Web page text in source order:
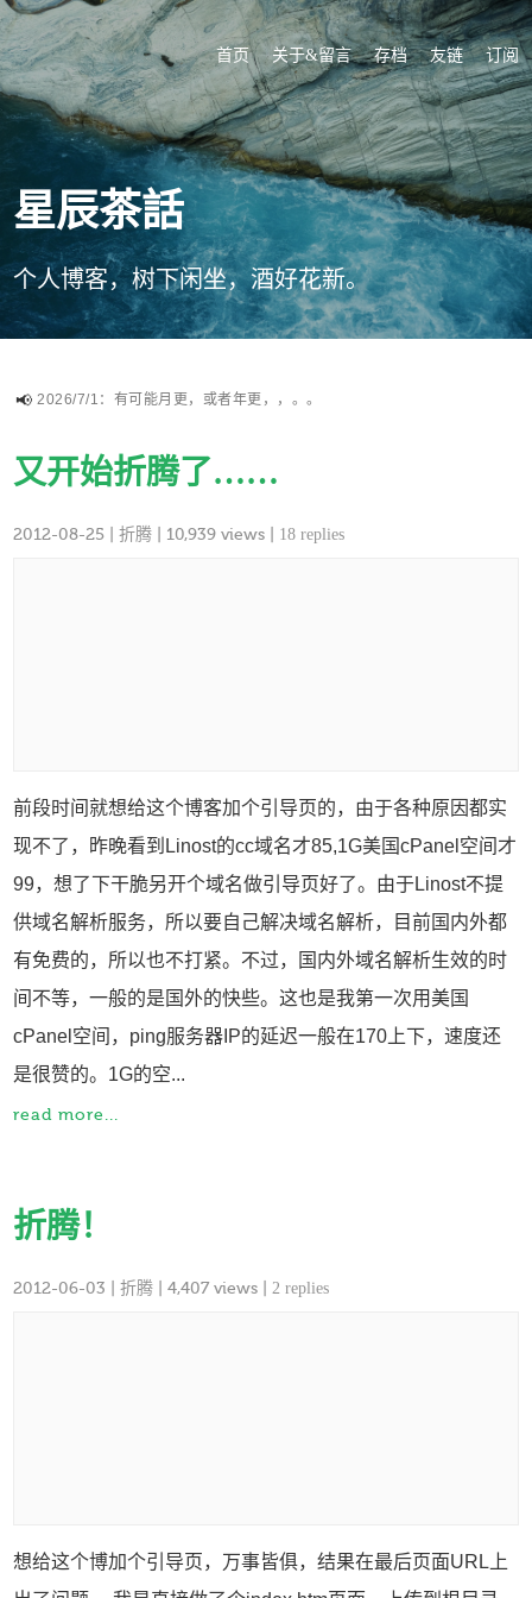
首页 关于&留言 存档 友链 订阅
星辰茶話
个人博客，树下闲坐，酒好花新。
2026/7/1：有可能月更，或者年更，，。。
又开始折腾了……
2012-08-25 |折腾 | 10,939 views | 18 replies
前段时间就想给这个博客加个引导页的，由于各种原因都实
现不了，昨晚看到Linost的cc域名才85,1G美国cPanel空间才
99，想了下干脆另开个域名做引导页好了。由于Linost不提
供域名解析服务，所以要自己解决域名解析，目前国内外都
有免费的，所以也不打紧。不过，国内外域名解析生效的时
间不等，一般的是国外的快些。这也是我第一次用美国
cPanel空间，ping服务器IP的延迟一般在170上下，速度还
是很赞的。1G的空...
read more...
折腾！
2012-06-03 |折腾 | 4,407 views |2 replies
想给这个博加个引导页，万事皆俱，结果在最后页面URL上